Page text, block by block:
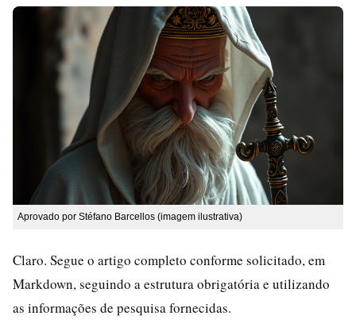
Aprovado por Stéfano Barcellos (imagem ilustrativa)
Claro. Segue o artigo completo conforme solicitado, em
Markdown, seguindo a estrutura obrigatória e utilizando
as informações de pesquisa fornecidas.